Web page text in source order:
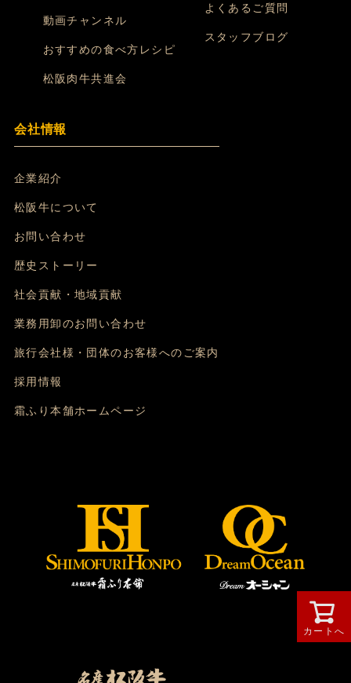
カートへ
動画チャンネル
おすすめの食べ方レシピ
松阪肉牛共進会
よくあるご質問
スタッフブログ
会社情報
企業紹介
松阪牛について
お問い合わせ
歴史ストーリー
社会貢献・地域貢献
業務用卸のお問い合わせ
旅行会社様・団体のお客様へのご案内
採用情報
霜ふり本舗ホームページ